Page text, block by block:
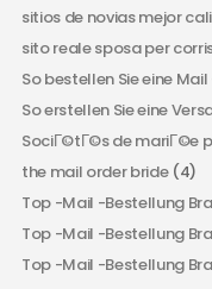
sitios de novias mejor
sito reale sposa per
So bestellen Sie eine
So erstellen Sie eine
SociГ©tГ©s de mariГ©e
the mail order bride(4)
Top -Mail -Bestellung
Top -Mail -Bestellung
Top -Mail -Bestellung